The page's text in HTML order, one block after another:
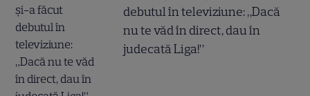
debutul în televiziune: „Dacă
nu te văd în direct, dau în
judecată Liga!”